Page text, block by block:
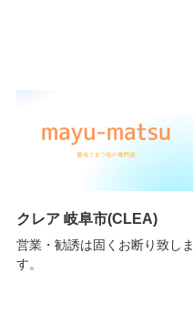
クレア 岐阜市(CLEA)
営業・勧誘は固くお断り致しま
す。